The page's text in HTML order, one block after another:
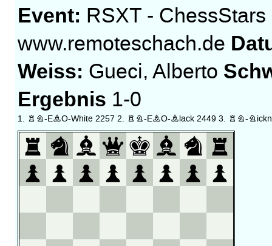
Event: RSXT -
www.remoteschach.de
Weiss: Gueci, Alberto
Ergebnis 1-0
1. RS-ELO-White 2257 2. RS-ELO-Black 2449 3. RS-